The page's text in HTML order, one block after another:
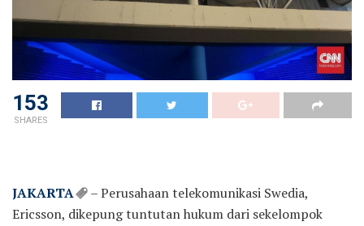
153
SHARES
JAKARTA
– Perusahaan telekomunikasi Swedia,
Ericsson, dikepung tuntutan hukum dari sekelompok